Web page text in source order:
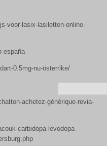
voor-lasix-lasiletten-online-
españa
0.5mg-nu-österrike/
achetez-générique-revia-
carbidopa-levodopa-